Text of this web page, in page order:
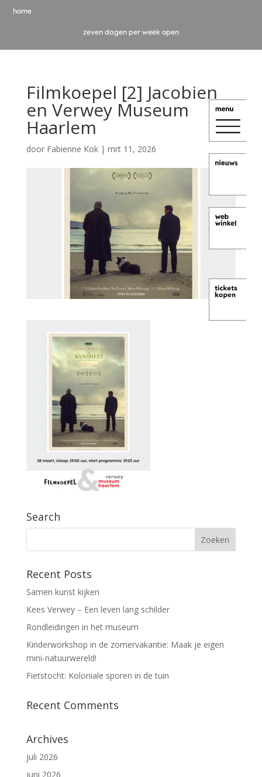
home
zeven dagen per week open
Filmkoepel [2] Jacobien
en Verwey Museum
Haarlem
door Fabienne Kok| mrt 11, 2026
Search
Recent Posts
Samen kunst kijken
Kees Verwey – Een leven lang schilder
Rondleidingen in het museum
Kinderworkshop in de zomervakantie: Maak je eigen
mini-natuurwereld!
Fietstocht: Koloniale sporen in de tuin
Recent Comments
Archives
juli 2026
juni 2026